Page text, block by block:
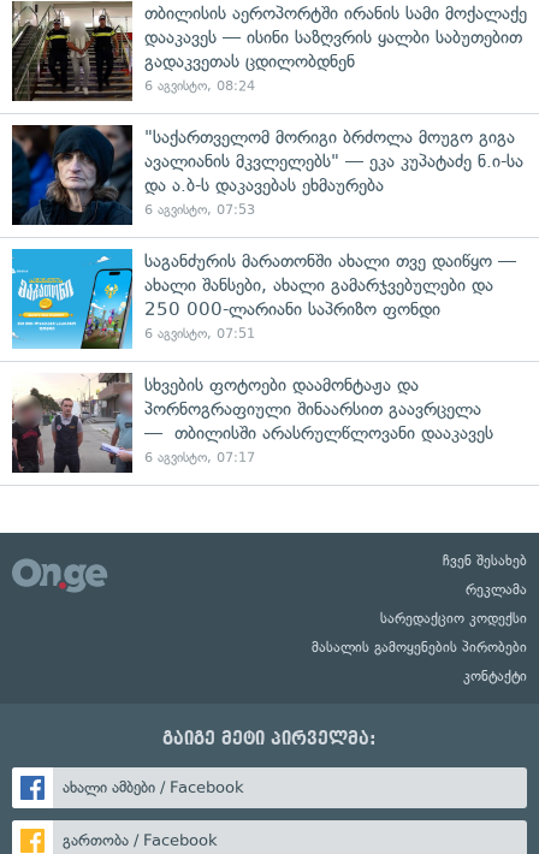
თბილისის აეროპორტში ირანის სამი მოქალაქე
დააკავეს — ისინი საზღვრის ყალბი საბუთებით
გადაკვეთას ცდილობდნენ
6 აგვისტო, 08:24
"საქართველომ მორიგი ბრძოლა მოუგო გიგა
ავალიანის მკვლელებს" — ეკა კუპატაძე ნ.ი-სა
და ა.ბ-ს დაკავებას ეხმაურება
6 აგვისტო, 07:53
საგანძურის მარათონში ახალი თვე დაიწყო —
ახალი შანსები, ახალი გამარჯვებულები და
250 000-ლარიანი საპრიზო ფონდი
6 აგვისტო, 07:51
სხვების ფოტოები დაამონტაჟა და
პორნოგრაფიული შინაარსით გაავრცელა
— თბილისში არასრულწლოვანი დააკავეს
6 აგვისტო, 07:17
ჩვენ შესახებ
რეკლამა
სარედაქციო კოდექსი
მასალის გამოყენების პირობები
კონტაქტი
გაიგე მეტი პირველმა:
ახალი ამბები / Facebook
გართობა / Facebook